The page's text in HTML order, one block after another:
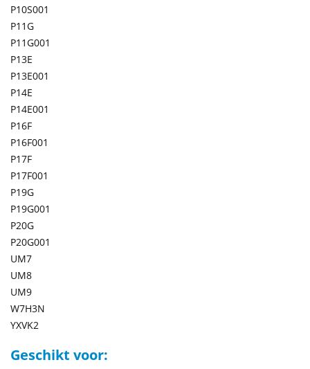
P10S001
P11G
P11G001
P13E
P13E001
P14E
P14E001
P16F
P16F001
P17F
P17F001
P19G
P19G001
P20G
P20G001
UM7
UM8
UM9
W7H3N
YXVK2
Geschikt voor: